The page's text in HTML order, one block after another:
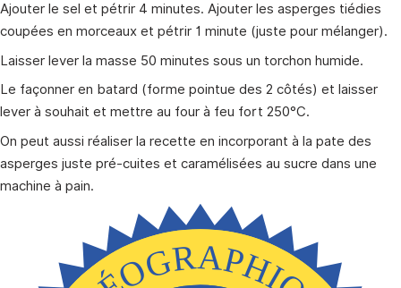
Ajouter le sel et pétrir 4 minutes. Ajouter les asperges tiédies
coupées en morceaux et pétrir 1 minute (juste pour mélanger).
Laisser lever la masse 50 minutes sous un torchon humide.
Le façonner en batard (forme pointue des 2 côtés) et laisser
lever à souhait et mettre au four à feu fort 250°C.
On peut aussi réaliser la recette en incorporant à la pate des
asperges juste pré-cuites et caramélisées au sucre dans une
machine à pain.